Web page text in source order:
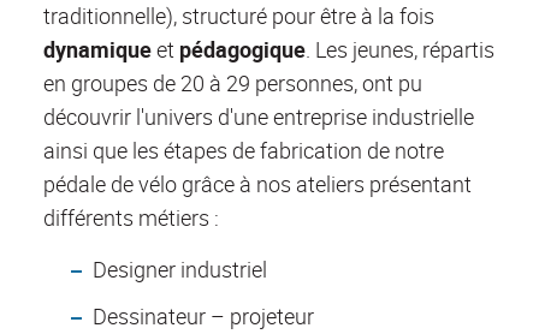
traditionnelle), structuré pour être à la fois
dynamiqueet pédagogique. Les jeunes, répartis
en groupes de 20 à 29 personnes, ont pu
découvrir l'univers d'une entreprise industrielle
ainsi que les étapes de fabrication de notre
pédale de vélo grâce à nos ateliers présentant
différents métiers :
Designer industriel
Dessinateur – projeteur